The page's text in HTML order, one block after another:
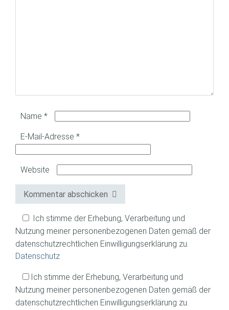
Name *
E-Mail-Adresse *
Website
Kommentar abschicken
Ich stimme der Erhebung, Verarbeitung und
Nutzung meiner personenbezogenen Daten gemäß der
datenschutzrechtlichen Einwilligungserklärung zu.
Datenschutz
Ich stimme der Erhebung, Verarbeitung und
Nutzung meiner personenbezogenen Daten gemäß der
datenschutzrechtlichen Einwilligungserklärung zu.